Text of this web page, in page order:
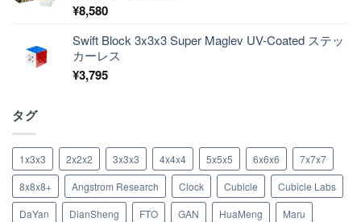
¥8,580
Swift Block 3x3x3 Super Maglev UV-Coated ステッ
カーレス
¥3,795
タグ
1x3x3 2x2x2 3x3x3 4x4x4 5x5x5 6x6x6
7x7x7
8x8x8+
Angstrom Research Clock Cubicle
Cubicle Labs
DaYan
DianSheng FTO GAN HuaMeng
Maru